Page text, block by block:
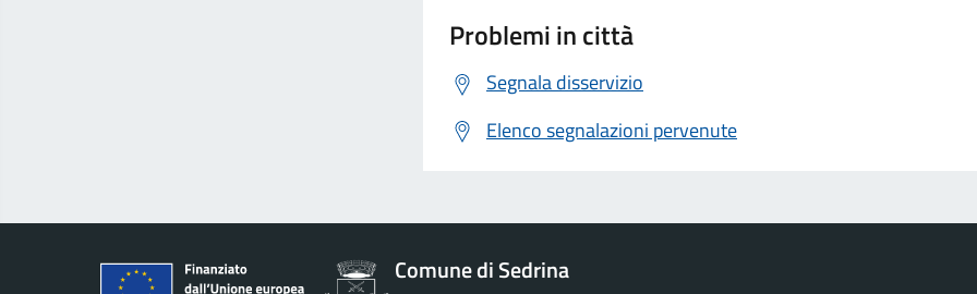
Problemi in città
Segnala disservizio
Elenco segnalazioni pervenute
Comune di Sedrina